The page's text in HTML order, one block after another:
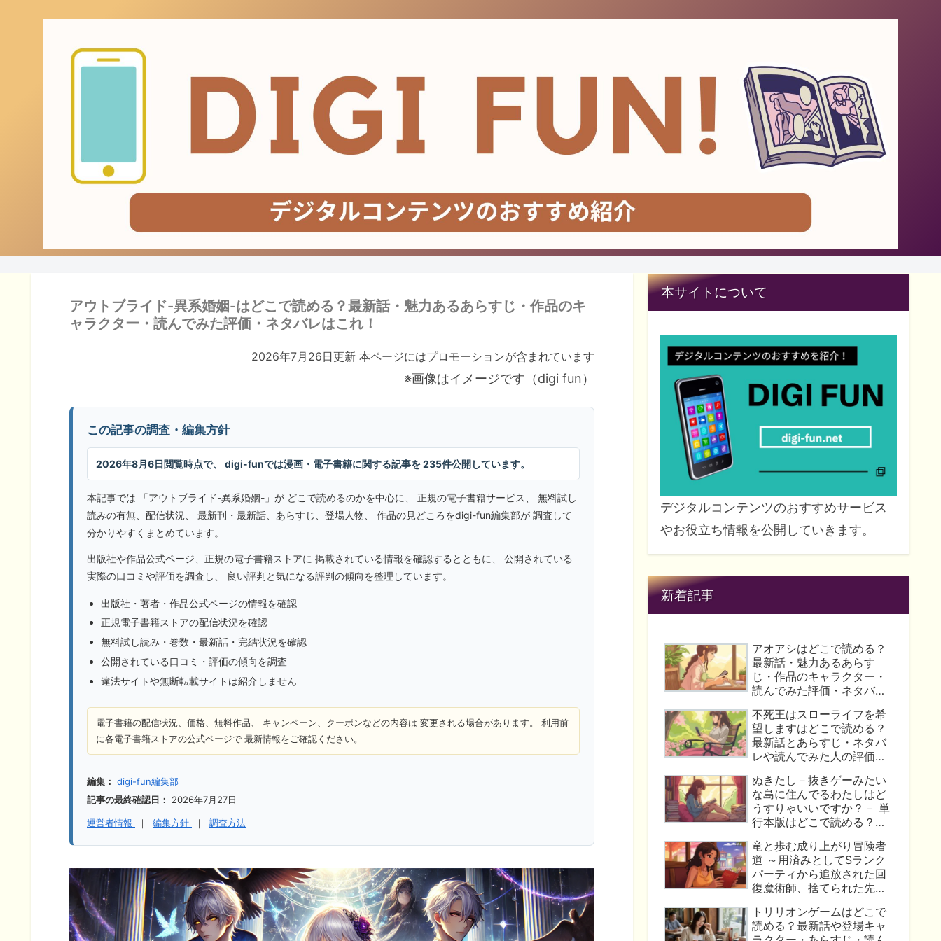
アウトブライド-異系婚姻-はどこで読める？最新話・魅力あるあらすじ・作品のキ
ャラクター・読んでみた評価・ネタバレはこれ！
2026年7月26日更新 本ページにはプロモーションが含まれています
※画像はイメージです（digi fun）
この記事の調査・編集方針
2026年8月6日閲覧時点で、 digi-funでは漫画・電子書籍に関する記事を 235件公開しています。
本記事では 「アウトブライド-異系婚姻-」が どこで読めるのかを中心に、 正規の電子書籍サービス、 無料試し
読みの有無、配信状況、 最新刊・最新話、あらすじ、登場人物、 作品の見どころをdigi-fun編集部が 調査して
分かりやすくまとめています。
出版社や作品公式ページ、正規の電子書籍ストアに 掲載されている情報を確認するとともに、 公開されている
実際の口コミや評価を調査し、 良い評判と気になる評判の傾向を整理しています。
出版社・著者・作品公式ページの情報を確認
正規電子書籍ストアの配信状況を確認
無料試し読み・巻数・最新話・完結状況を確認
公開されている口コミ・評価の傾向を調査
違法サイトや無断転載サイトは紹介しません
電子書籍の配信状況、価格、無料作品、 キャンペーン、クーポンなどの内容は 変更される場合があります。 利用前
に各電子書籍ストアの公式ページで 最新情報をご確認ください。
編集： digi-fun編集部
記事の最終確認日：
2026年7月27日
運営者情報 ｜ 編集方針 ｜ 調査方法
本サイトについて
デジタルコンテンツのおすすめサービス
やお役立ち情報を公開していきます。
新着記事
アオアシはどこで読める？
最新話・魅力あるあらす
じ・作品のキャラクター・
読んでみた評価・ネタバレ
不死王はスローライフを希
望しますはどこで読める？
最新話とあらすじ・ネタバ
レや読んでみた人の評価か
ぬきたし－抜きゲーみたい
な島に住んでるわたしはど
うすりゃいいですか？－ 単
行本版はどこで読める？最
じ・ネタバレ・口コミ評価
についてまとめました！
竜と歩む成り上がり冒険者
道 ～用済みとしてSランク
パーティから追放された回
復魔術師、捨てられた先で
まう～ コミック版はどこで
読める？最新話や作品のあ
トリリオンゲームはどこで
読める？最新話や登場キャ